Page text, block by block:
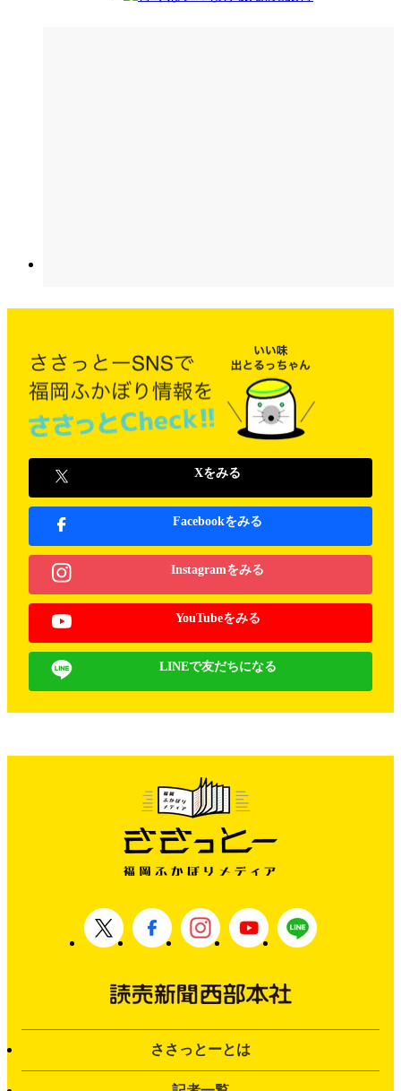
Xをみる
Facebookをみる
Instagramをみる
YouTubeをみる
LINEで友だちになる
ささっとーとは